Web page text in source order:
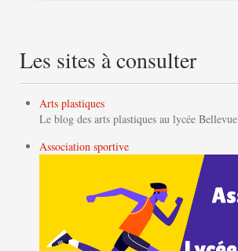
Les sites à consulter
Arts plastiques
Le blog des arts plastiques au lycée Bellevue
Association sportive